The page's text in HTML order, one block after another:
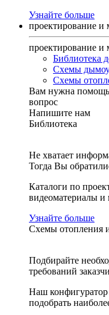
Узнайте больше
проектирование и
проектирование и
Библиотека
Схемы
Схемы
Вам нужна
вопрос
Напишите нам
Библиотека
Не хватает
Тогда Вы
Каталоги по
видеоматериалы и
Узнайте больше
Схемы отопления
Подбирайте
требований
Наш
подобрать